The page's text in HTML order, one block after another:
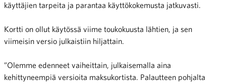
käyttäjien tarpeita ja parantaa käyttökokemusta jatkuvasti.
Kortti on ollut käytössä viime toukokuusta lähtien, ja sen
viimeisin versio julkaistiin hiljattain.
”Olemme edenneet vaiheittain, julkaisemalla aina
kehittyneempiä versioita maksukortista. Palautteen pohjalta